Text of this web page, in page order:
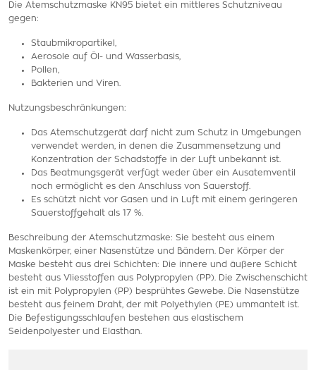
Die Atemschutzmaske KN95 bietet ein mittleres Schutzniveau
gegen:
Staubmikropartikel,
Aerosole auf Öl- und Wasserbasis,
Pollen,
Bakterien und Viren.
Nutzungsbeschränkungen:
Das Atemschutzgerät darf nicht zum Schutz in Umgebungen
verwendet werden, in denen die Zusammensetzung und
Konzentration der Schadstoffe in der Luft unbekannt ist.
Das Beatmungsgerät verfügt weder über ein Ausatemventil
noch ermöglicht es den Anschluss von Sauerstoff.
Es schützt nicht vor Gasen und in Luft mit einem geringeren
Sauerstoffgehalt als 17 %.
Beschreibung der Atemschutzmaske: Sie besteht aus einem
Maskenkörper, einer Nasenstütze und Bändern. Der Körper der
Maske besteht aus drei Schichten: Die innere und äußere Schicht
besteht aus Vliesstoffen aus Polypropylen (PP). Die Zwischenschicht
ist ein mit Polypropylen (PP) besprühtes Gewebe. Die Nasenstütze
besteht aus feinem Draht, der mit Polyethylen (PE) ummantelt ist.
Die Befestigungsschlaufen bestehen aus elastischem
Seidenpolyester und Elasthan.